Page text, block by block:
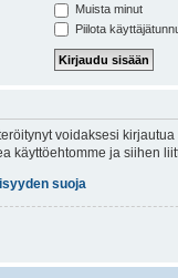
Muista minut
Piilota
voidaksesi
käyttöehtomme ja siihen
suoja